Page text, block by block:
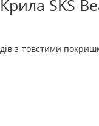
SKS
з товстими